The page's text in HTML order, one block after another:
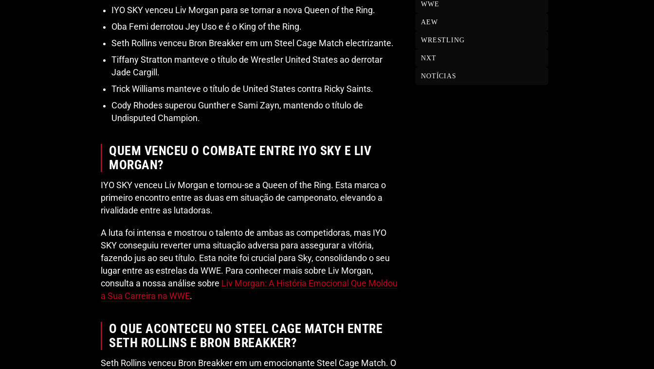
IYO SKY venceu Liv Morgan para se tornar a nova Queen of the Ring.
Oba Femi derrotou Jey Uso e é o King of the Ring.
Seth Rollins venceu Bron Breakker em um Steel Cage Match electrizante.
Tiffany Stratton manteve o título de Wrestler United States ao derrotar
Jade Cargill.
Trick Williams manteve o título de United States contra Ricky Saints.
Cody Rhodes superou Gunther e Sami Zayn, mantendo o título de
Undisputed Champion.
QUEM VENCEU O COMBATE ENTRE IYO SKY E LIV
MORGAN?
IYO SKY venceu Liv Morgan e tornou-se a Queen of the Ring. Esta marca o
primeiro encontro entre as duas em situação de campeonato, elevando a
rivalidade entre as lutadoras.
A luta foi intensa e mostrou o talento de ambas as competidoras, mas IYO
SKY conseguiu reverter uma situação adversa para assegurar a vitória,
fazendo jus ao seu título. Esta noite foi crucial para Sky, consolidando o seu
lugar entre as estrelas da WWE. Para conhecer mais sobre Liv Morgan,
consulta a nossa análise sobre Liv Morgan: A História Emocional Que Moldou
a Sua Carreira na WWE.
O QUE ACONTECEU NO STEEL CAGE MATCH ENTRE
SETH ROLLINS E BRON BREAKKER?
Seth Rollins venceu Bron Breakker em um emocionante Steel Cage Match. O
WWE
AEW
WRESTLING
NXT
NOTÍCIAS